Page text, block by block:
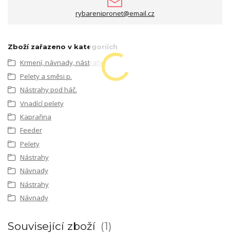
rybarenipronet@email.cz
Zboží zařazeno v kategoriích
Krmení, návnady, nástrahy
Pelety a směsi p.
Nástrahy pod háč.
Vnadící pelety
Kaprařina
Feeder
Pelety
Nástrahy
Návnady
Nástrahy
Návnady
Související zboží 1